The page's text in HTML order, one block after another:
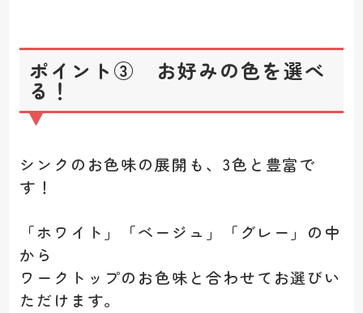
ポイント③ お好みの色を選べ
る！
シンクのお色味の展開も、3色と豊富で
す！
「ホワイト」「ベージュ」「グレー」の中
から
ワークトップのお色味と合わせてお選びい
ただけます。